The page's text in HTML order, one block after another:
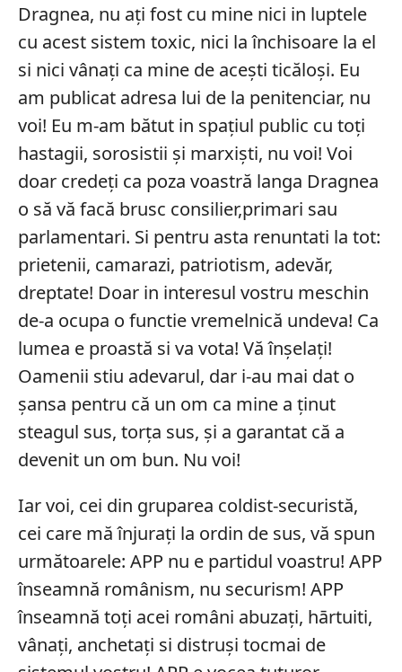
Dragnea, nu ați fost cu mine nici in luptele
cu acest sistem toxic, nici la închisoare la el
si nici vânați ca mine de acești ticăloși. Eu
am publicat adresa lui de la penitenciar, nu
voi! Eu m-am bătut in spațiul public cu toți
hastagii, sorosistii și marxiști, nu voi! Voi
doar credeți ca poza voastră langa Dragnea
o să vă facă brusc consilier,primari sau
parlamentari. Si pentru asta renuntati la tot:
prietenii, camarazi, patriotism, adevăr,
dreptate! Doar in interesul vostru meschin
de-a ocupa o functie vremelnică undeva! Ca
lumea e proastă si va vota! Vă înșelați!
Oamenii stiu adevarul, dar i-au mai dat o
șansa pentru că un om ca mine a ținut
steagul sus, torța sus, și a garantat că a
devenit un om bun. Nu voi!
Iar voi, cei din gruparea coldist-securistă,
cei care mă înjurați la ordin de sus, vă spun
următoarele: APP nu e partidul voastru! APP
înseamnă românism, nu securism! APP
înseamnă toți acei români abuzați, hārtuiti,
vânați, anchetați si distruși tocmai de